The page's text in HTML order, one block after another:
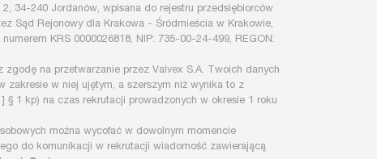
34-240 Jordanów, wpisana do rejestru przedsiębiorców
Sąd Rejonowy dla Krakowa - Śródmieścia w Krakowie,
KRS 0000026818, NIP: 735-00-24-499, REGON:
zgodę na przetwarzanie przez Valvex S.A. Twoich danych
zakresie w niej ujętym, a szerszym niż wynika to z
§ 1 kp) na czas rekrutacji prowadzonych w okresie 1 roku
można wycofać w dowolnym momencie
do komunikacji w rekrutacji wiadomość zawierającą